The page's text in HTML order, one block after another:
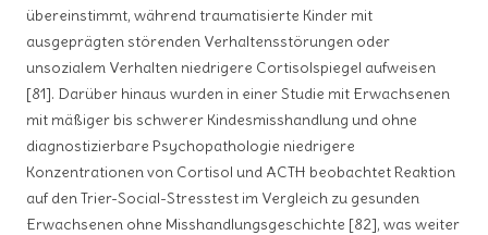
übereinstimmt, während traumatisierte Kinder mit
ausgeprägten störenden Verhaltensstörungen oder
unsozialem Verhalten niedrigere Cortisolspiegel aufweisen
[81]. Darüber hinaus wurden in einer Studie mit Erwachsenen
mit mäßiger bis schwerer Kindesmisshandlung und ohne
diagnostizierbare Psychopathologie niedrigere
Konzentrationen von Cortisol und ACTH beobachtet Reaktion
auf den Trier-Social-Stresstest im Vergleich zu gesunden
Erwachsenen ohne Misshandlungsgeschichte [82], was weiter